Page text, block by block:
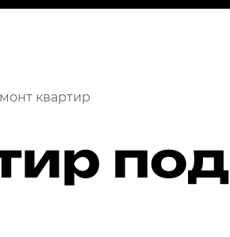
квартир